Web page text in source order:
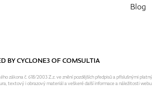
Blog
BYCYCLONE3OFCOMSULTIA
zákona č. 618/2003 Z.z. ve znění pozdějších předpisů a příslušnými
textový i obrazový materiál a veškeré další informace a náležitosti